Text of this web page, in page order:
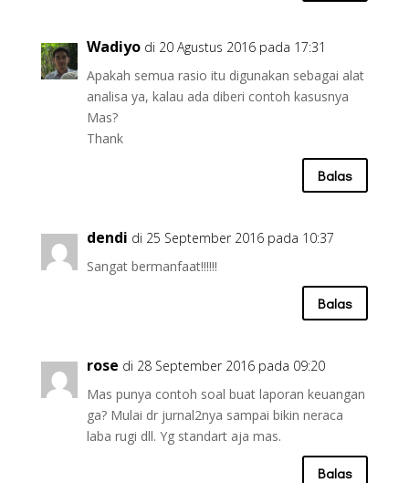
Wadiyo di 20 Agustus 2016 pada 17:31
Apakah semua rasio itu digunakan sebagai alat
analisa ya, kalau ada diberi contoh kasusnya
Mas?
Thank
Balas
dendi di 25 September 2016 pada 10:37
Sangat bermanfaat!!!!!!
Balas
rose di 28 September 2016 pada 09:20
Mas punya contoh soal buat laporan keuangan
ga? Mulai dr jurnal2nya sampai bikin neraca
laba rugi dll. Yg standart aja mas.
Balas